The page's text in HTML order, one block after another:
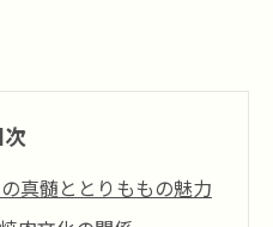
次
真髄ととりももの魅力